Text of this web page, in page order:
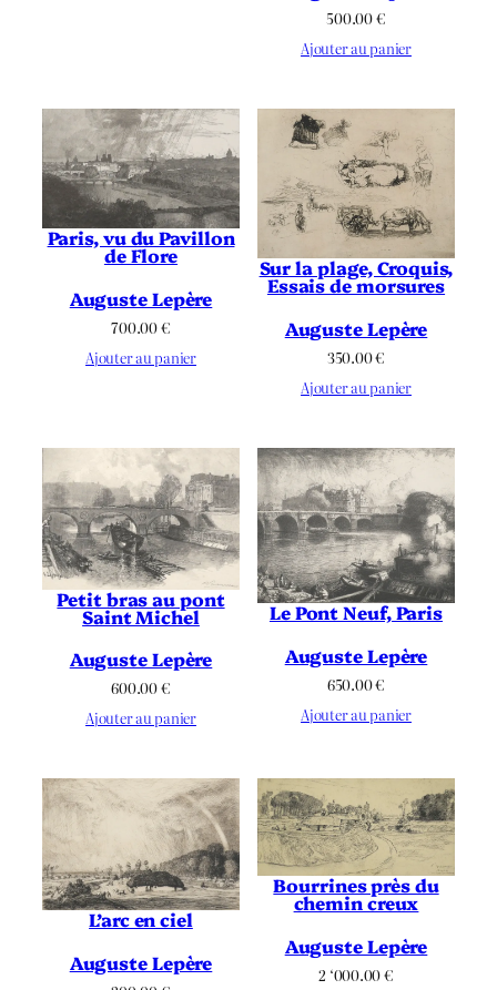
500.00€
Ajouter au panier
Paris, vu du Pavillon
de Flore
Auguste Lepère
700.00€
Ajouter au panier
Sur la plage, Croquis,
Essais de morsures
Auguste Lepère
350.00€
Ajouter au panier
Petit bras au pont
Saint Michel
Auguste Lepère
600.00€
Ajouter au panier
Le Pont Neuf, Paris
Auguste Lepère
650.00€
Ajouter au panier
L’arc en ciel
Auguste Lepère
Bourrines près du
chemin creux
Auguste Lepère
2 ‘000.00€